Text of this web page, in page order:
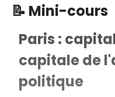
📝 Mini-cours
Paris :
capitale de
politique